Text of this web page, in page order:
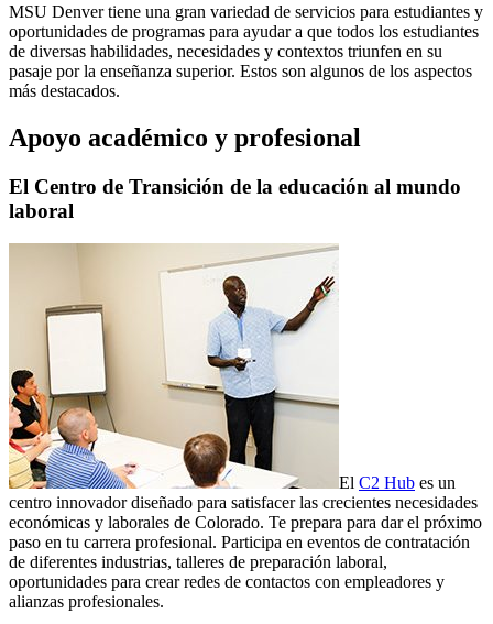
MSU Denver tiene una gran variedad de servicios para estudiantes y
oportunidades de programas para ayudar a que todos los estudiantes
de diversas habilidades, necesidades y contextos triunfen en su
pasaje por la enseñanza superior. Estos son algunos de los aspectos
más destacados.
Apoyo académico y profesional
El Centro de Transición de la educación al mundo
laboral
El C2 Hub es un
centro innovador diseñado para satisfacer las crecientes necesidades
económicas y laborales de Colorado. Te prepara para dar el próximo
paso en tu carrera profesional. Participa en eventos de contratación
de diferentes industrias, talleres de preparación laboral,
oportunidades para crear redes de contactos con empleadores y
alianzas profesionales.